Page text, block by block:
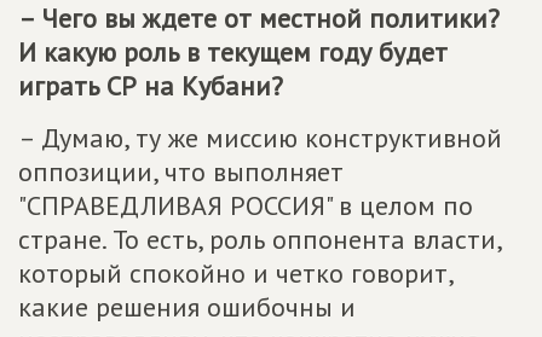
– Чего вы ждете от местной политики?
И какую роль в текущем году будет
играть СР на Кубани?
– Думаю, ту же миссию конструктивной
оппозиции, что выполняет
"СПРАВЕДЛИВАЯ РОССИЯ" в целом по
стране. То есть, роль оппонента власти,
который спокойно и четко говорит,
какие решения ошибочны и